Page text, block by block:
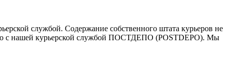
службой. Содержание собственного штата курьеров не
с нашей курьерской службой ПОСТДЕПО (POSTDEPO). Мы